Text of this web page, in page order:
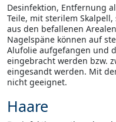
Desinfektion, Entfernung
Teile, mit sterilem
aus den befallenen
Nagelspäne können auf
Alufolie aufgefangen und
eingebracht werden bzw.
eingesandt werden. Mit
nicht geeignet.
Haare